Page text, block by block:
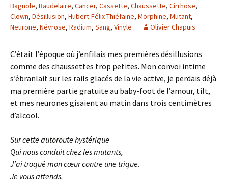
Bagnole, Baudelaire, Cancer, Cassette, Chaussette, Cirrhose,
Clown, Désillusion, Hubert-Félix Thiéfaine, Morphine, Mutant,
Neurone, Névrose, Radium, Sang, Vinyle Olivier Chapuis
C’était l’époque où j’enfilais mes premières désillusions
comme des chaussettes trop petites. Mon convoi intime
s’ébranlait sur les rails glacés de la vie active, je perdais déjà
ma première partie gratuite au baby-foot de l’amour, tilt,
et mes neurones gisaient au matin dans trois centimètres
d’alcool.
Sur cette autoroute hystérique
Qui nous conduit chez les mutants,
J’ai troqué mon cœur contre une trique.
Je vous attends.